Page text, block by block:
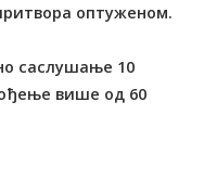
оптуженом.
саслушање 10
више од 60